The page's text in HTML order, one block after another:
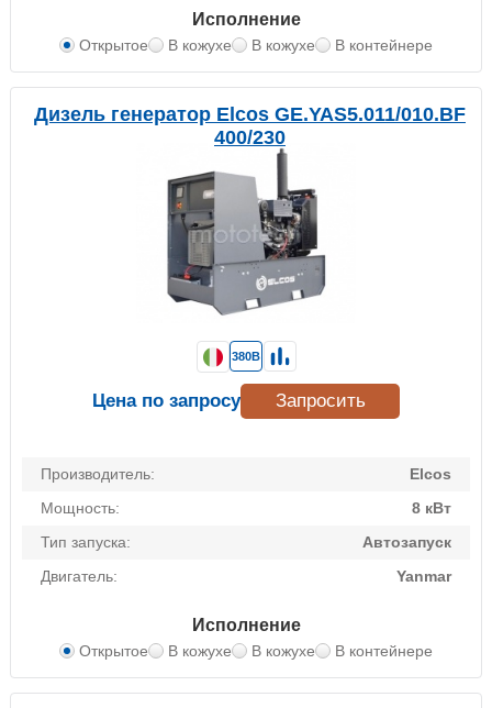
Исполнение
Открытое В кожухе В кожухе В контейнере
Дизель генератор Elcos GE.YAS5.011/010.BF
400/230
Производитель:
Elcos
Мощность:
8 кВт
Тип запуска:
Автозапуск
Двигатель:
Yanmar
Исполнение
Открытое В кожухе В кожухе В контейнере
380В
Цена по запросу Запросить